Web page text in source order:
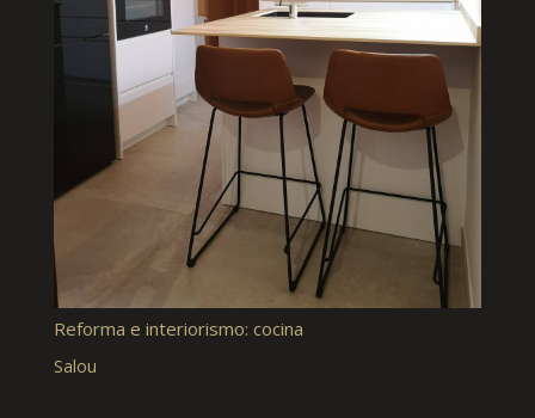
Reforma e interiorismo: cocina
Salou